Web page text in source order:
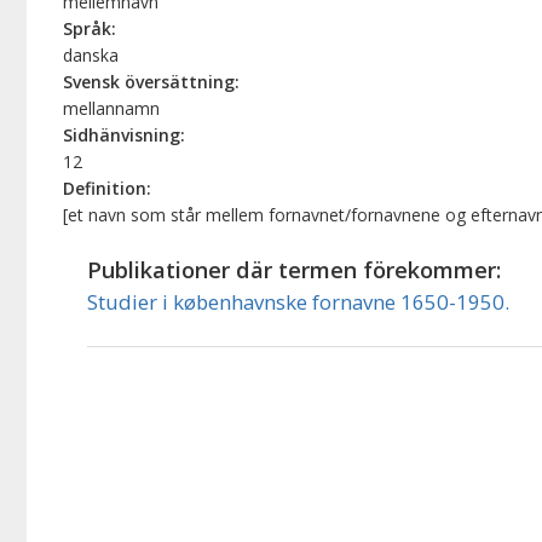
Språk:
danska
Svensk översättning:
mellannamn
Sidhänvisning:
12
Definition:
[et navn som står mellem fornavnet/fornavnene og
Publikationer där termen förekommer:
Studier i københavnske fornavne 1650-1950.